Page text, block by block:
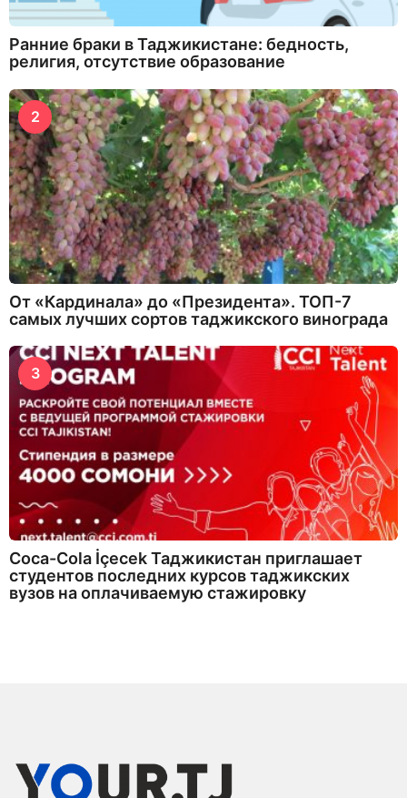
Ранние браки в Таджикистане: бедность,
религия, отсутствие образование
2
От «Кардинала» до «Президента». ТОП-7
самых лучших сортов таджикского винограда
3
Coca-Cola İçecek Таджикистан приглашает
студентов последних курсов таджикских
вузов на оплачиваемую стажировку